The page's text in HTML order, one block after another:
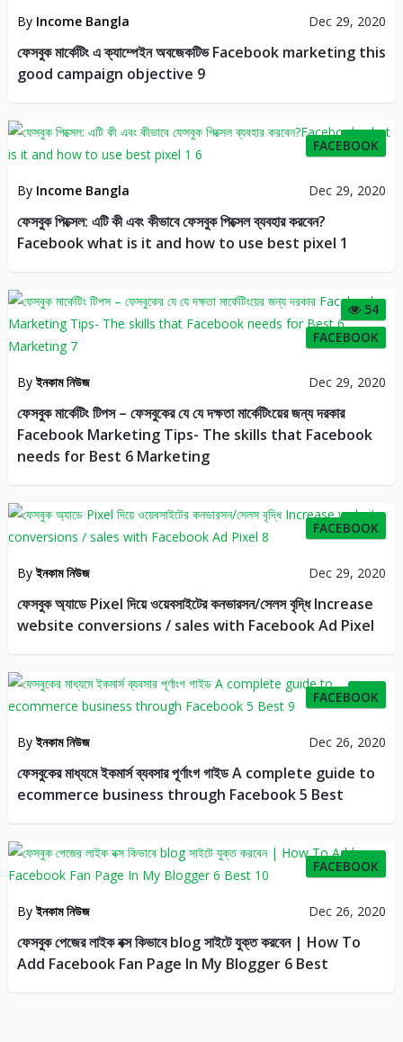
By Income Bangla Dec 29, 2020
ফেসবুক মার্কেটিং এ ক্যাম্পেইন অবজেকটিভ Facebook marketing this
good campaign objective 9
48
FACEBOOK
By Income Bangla Dec 29, 2020
ফেসবুক পিক্সেল: এটি কী এবং কীভাবে ফেসবুক পিক্সেল ব্যবহার করবেন?
Facebook what is it and how to use best pixel 1
54
FACEBOOK
Byইনকাম নিউজ Dec 29, 2020
ফেসবুক মার্কেটিং টিপস – ফেসবুকের যে যে দক্ষতা মার্কেটিংয়ের জন্য দরকার
Facebook Marketing Tips- The skills that Facebook
needs for Best 6 Marketing
35
FACEBOOK
Byইনকাম নিউজ Dec 29, 2020
ফেসবুক অ্যাডে Pixel দিয়ে ওয়েবসাইটের কনভারসন/সেলস বৃদ্ধি Increase
website conversions / sales with Facebook Ad Pixel
9
FACEBOOK
Byইনকাম নিউজ Dec 26, 2020
ফেসবুকের মাধ্যমে ইকমার্স ব্যবসার পূর্ণাংগ গাইড A complete guide to
ecommerce business through Facebook 5 Best
43
FACEBOOK
Byইনকাম নিউজ Dec 26, 2020
ফেসবুক পেজের লাইক বক্স কিভাবে blog সাইটে যুক্ত করবেন | How To
Add Facebook Fan Page In My Blogger 6 Best